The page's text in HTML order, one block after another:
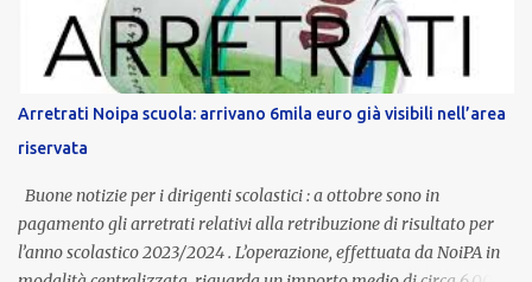
supporto in situazioni delicate. L’indennità provinciale per i docenti
è un unicum in Italia: si tratta di una misura esclusiva della
Provincia autonoma di Bolzano, che integra in maniera stabile lo
stipendio nazionale grazie alle prerogative garantite
dall’autonomia locale. Non è un bonus temporaneo né un
compenso accessorio, ma una voce strutturale di retribuzione,
aggiornata periodicamente in base al cost...
Arretrati Noipa scuola: arrivano 6mila euro già visibili nell’area
riservata
Buone notizie per i dirigenti scolastici : a ottobre sono in
pagamento gli arretrati relativi alla retribuzione di risultato per
l’anno scolastico 2023/2024 . L’operazione, effettuata da NoiPA in